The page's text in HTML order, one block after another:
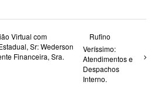
Virtual com
Sr: Wederson
Financeira, Sra.
Rufino
Veríssimo:
Atendimentos e
Despachos
Interno.